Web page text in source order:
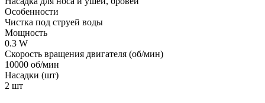
Особенности
Чистка под струей воды
Мощность
0.3 W
Скорость вращения двигателя (об/мин)
10000 об/мин
Насадки (шт)
2 шт